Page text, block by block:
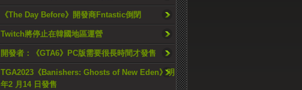
《The Day Before》開發商Fntastic倒閉
Twitch將停止在韓國地區運營
開發者：《GTA6》PC版需要很長時間才發售
TGA2023《Banishers: Ghosts of New Eden》明
年2 月14 日發售